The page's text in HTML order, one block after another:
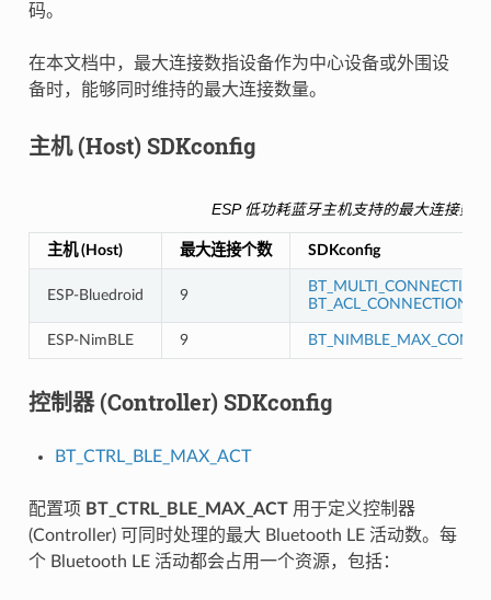
码。
在本文档中，最大连接数指设备作为中心设备或外围设
备时，能够同时维持的最大连接数量。
主机 (Host) SDKconfig
ESP 低功耗蓝牙主机支持的最大连接数
主机 (Host) 最大连接个数 SDKconfig
ESP-Bluedroid 9
BT_ACL_CONNECTIONS
ESP-NimBLE 9
控制器 (Controller) SDKconfig
BT_CTRL_BLE_MAX_ACT
配置项 BT_CTRL_BLE_MAX_ACT用于定义控制器
(Controller) 可同时处理的最大 Bluetooth LE 活动数。每
个 Bluetooth LE 活动都会占用一个资源，包括：